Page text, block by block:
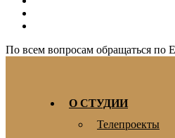
По всем вопросам обращаться по
О СТУДИИ
Телепроекты